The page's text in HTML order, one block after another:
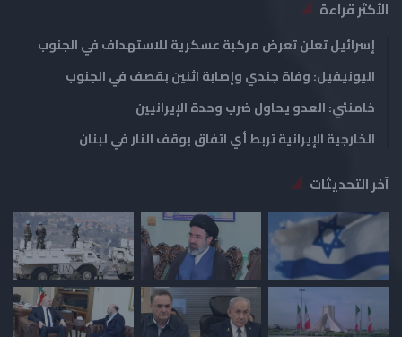
الأكثر قراءة
إسرائيل تعلن تعرض مركبة عسكرية للاستهداف في الجنوب
اليونيفيل: وفاة جندي وإصابة اثنين بقصف في الجنوب
خامنئي: العدو يحاول ضرب وحدة الإيرانيين
الخارجية الإيرانية تربط أي اتفاق بوقف النار في لبنان
آخر التحديثات